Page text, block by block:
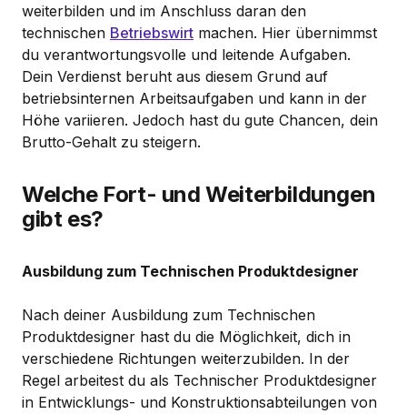
weiterbilden und im Anschluss daran den
technischen Betriebswirt machen. Hier übernimmst
du verantwortungsvolle und leitende Aufgaben.
Dein Verdienst beruht aus diesem Grund auf
betriebsinternen Arbeitsaufgaben und kann in der
Höhe variieren. Jedoch hast du gute Chancen, dein
Brutto-Gehalt zu steigern.
Welche Fort- und Weiterbildungen
gibt es?
Ausbildung zum Technischen Produktdesigner
Nach deiner Ausbildung zum Technischen
Produktdesigner hast du die Möglichkeit, dich in
verschiedene Richtungen weiterzubilden. In der
Regel arbeitest du als Technischer Produktdesigner
in Entwicklungs- und Konstruktionsabteilungen von